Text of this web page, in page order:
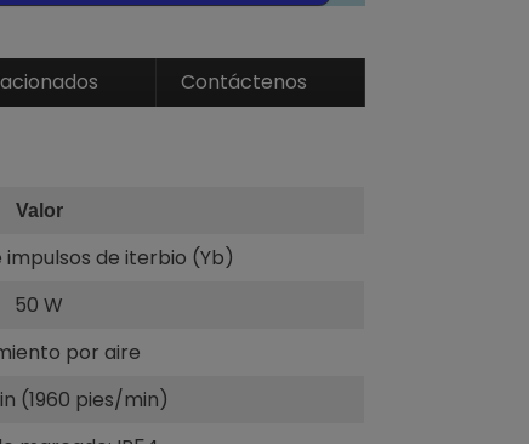
Contáctenos
Valor
impulsos de iterbio (Yb)
50 W
por aire
(1960 pies/min)